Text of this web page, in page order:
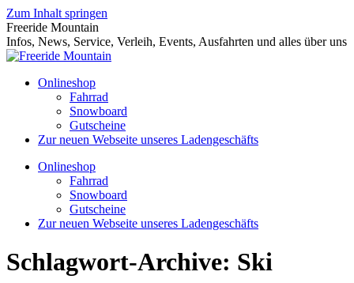
Zum Inhalt springen
Freeride Mountain
Infos, News, Service, Verleih, Events, Ausfahrten und alles über uns
Onlineshop
Fahrrad
Snowboard
Gutscheine
Zur neuen Webseite unseres Ladengeschäfts
Onlineshop
Fahrrad
Snowboard
Gutscheine
Zur neuen Webseite unseres Ladengeschäfts
Schlagwort-Archive: Ski